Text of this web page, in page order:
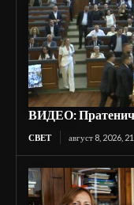
ВИДЕО:
СВЕТ август 8, 2026,